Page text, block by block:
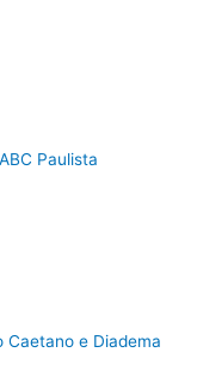
Paulista
Caetano e Diadema